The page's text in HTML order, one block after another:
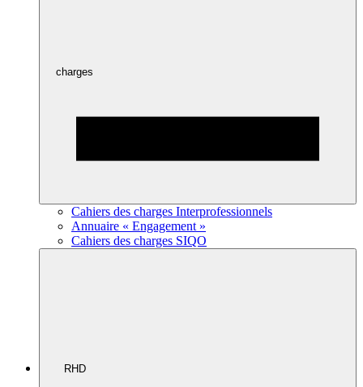
charges
Cahiers des charges Interprofessionnels
Annuaire « Engagement »
Cahiers des charges SIQO
RHD